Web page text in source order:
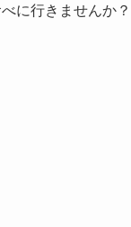
に行きませんか？